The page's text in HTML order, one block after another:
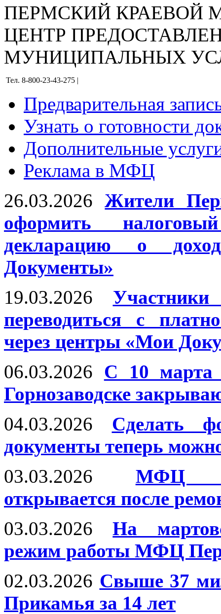
ПЕРМСКИЙ КРАЕВОЙ
ЦЕНТР
МУНИЦИПАЛЬНЫХ
Тел. 8-800-23-43-275 |
Предварительная
Узнать о готовности
Дополнительные
Реклама в МФЦ
26.03.2026 Жители
оформить
декларацию о
Документы»
19.03.2026
переводиться с
через центры «Мои
06.03.2026
С 10
Горнозаводске
04.03.2026
Сделать
документы теперь
03.03.2026
МФЦ
открывается после
03.03.2026
На
режим работы МФЦ
02.03.2026 Свыше 37
Прикамья за 14 лет